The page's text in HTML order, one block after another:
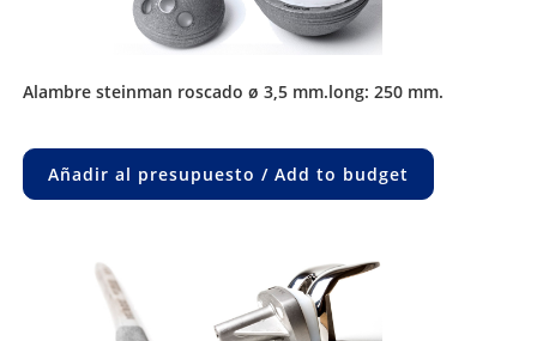
alambre steinman roscado ø 3,5 mm.long: 250 mm.
Añadir al presupuesto / Add to budget